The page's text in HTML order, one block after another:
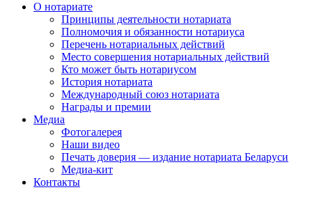
О нотариате
Принципы деятельности нотариата
Полномочия и обязанности нотариуса
Перечень нотариальных действий
Место совершения нотариальных действий
Кто может быть нотариусом
История нотариата
Международный союз нотариата
Награды и премии
Медиа
Фотогалерея
Наши видео
Печать доверия — издание нотариата Беларуси
Медиа-кит
Контакты